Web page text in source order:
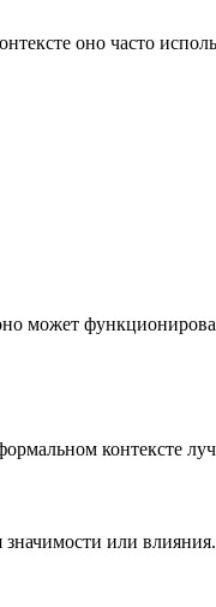
оно часто
может
контексте
или влияния.